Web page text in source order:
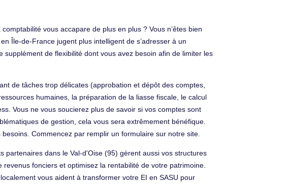
vous accapare de plus en plus ? Vous n’êtes bien
Île-de-France jugent plus intelligent de s’adresser à un
de flexibilité dont vous avez besoin afin de limiter les
de tâches trop délicates (approbation et dépôt des comptes,
humaines, la préparation de la liasse fiscale, le calcul
Vous ne vous soucierez plus de savoir si vos comptes sont
de gestion, cela vous sera extrêmement bénéfique.
Commencez par remplir un formulaire sur notre site.
partenaires dans le Val-d'Oise (95) gèrent aussi vos structures
fonciers et optimisez la rentabilité de votre patrimoine.
vous aident à transformer votre EI en SASU pour